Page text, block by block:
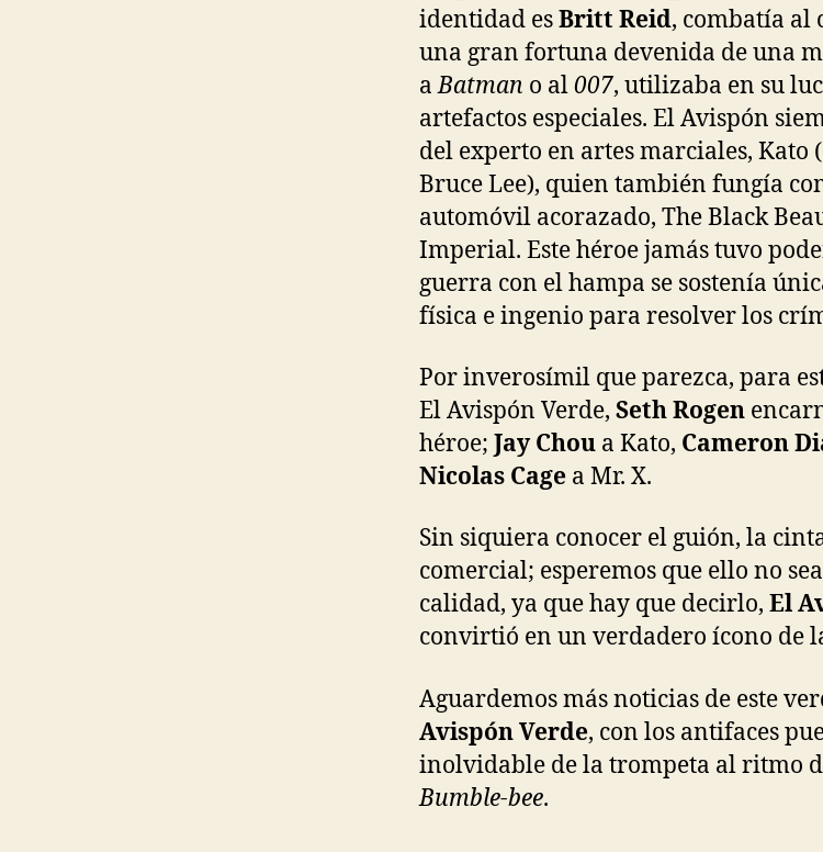
identidad esBritt Reid, combatía al
una gran fortuna devenida de una
aBatman o al007, utilizaba en su
artefactos especiales. El Avispón
del experto en artes marciales, Kato
Bruce Lee), quien también fungía
automóvil acorazado, The Black
Imperial. Este héroe jamás tuvo
guerra con el hampa se sostenía
física e ingenio para resolver los
Por inverosímil que parezca, para
El Avispón Verde, Seth Rogen
héroe; Jay Chou a Kato, Cameron
Nicolas Cage a Mr. X.
Sin siquiera conocer el guión, la
comercial; esperemos que ello no
calidad, ya que hay que decirlo, El
convirtió en un verdadero ícono de
Aguardemos más noticias de este
Avispón Verde, con los antifaces
inolvidable de la trompeta al ritmo
Bumble-bee.